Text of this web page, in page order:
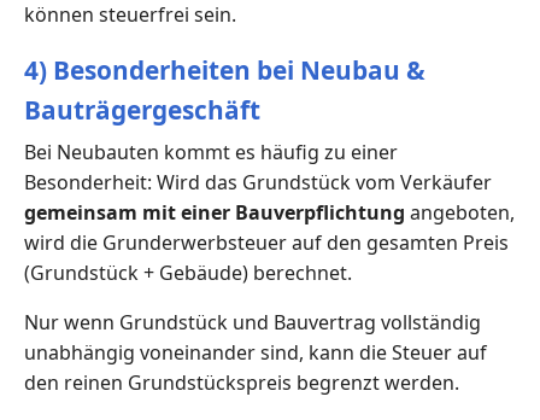
können steuerfrei sein.
4) Besonderheiten bei Neubau &
Bauträgergeschäft
Bei Neubauten kommt es häufig zu einer
Besonderheit: Wird das Grundstück vom Verkäufer
gemeinsam mit einer Bauverpflichtung angeboten,
wird die Grunderwerbsteuer auf den gesamten Preis
(Grundstück + Gebäude) berechnet.
Nur wenn Grundstück und Bauvertrag vollständig
unabhängig voneinander sind, kann die Steuer auf
den reinen Grundstückspreis begrenzt werden.